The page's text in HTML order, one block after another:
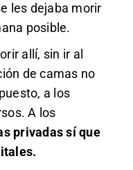
les dejaba morir
posible.
allí, sin ir al
de camas no
a los
A los
privadas sí que